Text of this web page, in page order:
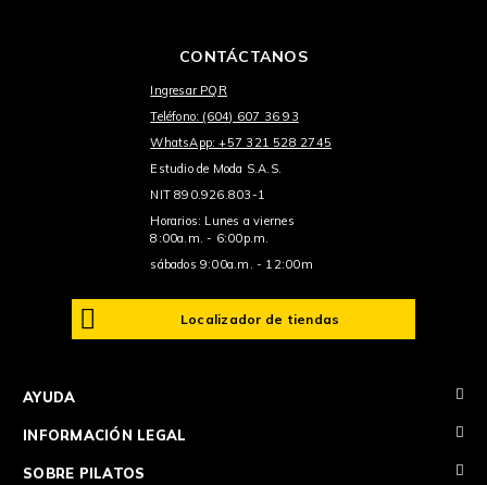
CONTÁCTANOS
Ingresar PQR
Teléfono: (604) 607 36 93
WhatsApp: +57 321 528 2745
Estudio de Moda S.A.S.
NIT 890.926.803-1
Horarios: Lunes a viernes
8:00a.m. - 6:00p.m.
sábados 9:00a.m. - 12:00m
Localizador de tiendas
AYUDA +
INFORMACIÓN LEGAL +
SOBRE PILATOS +